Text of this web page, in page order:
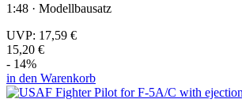
1:48 · Modellbausatz
UVP: 17,59 €
15,20 €
- 14%
in den Warenkorb